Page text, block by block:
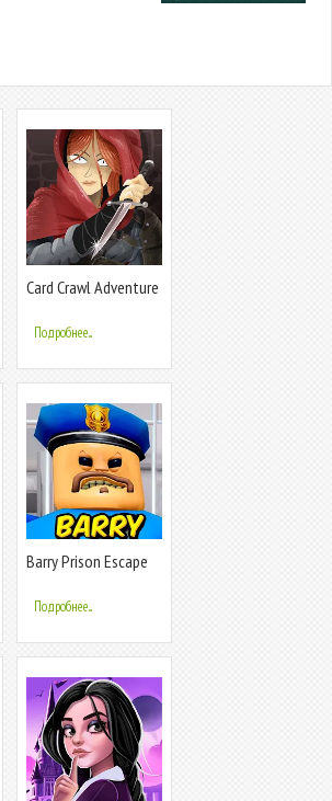
Card Crawl Adventure
Подробнее...
Barry Prison Escape
Подробнее...